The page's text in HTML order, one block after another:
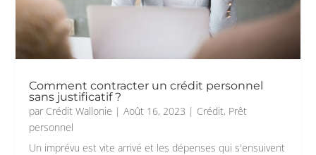
Comment contracter un crédit personnel
sans justificatif ?
par Crédit Wallonie |Août 16, 2023 | Crédit, Prêt
personnel
Un imprévu est vite arrivé et les dépenses qui s'ensuivent